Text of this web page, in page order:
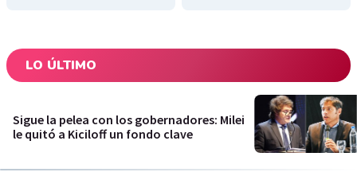
LO ÚLTIMO
Sigue la pelea con los gobernadores: Milei
le quitó a Kiciloff un fondo clave